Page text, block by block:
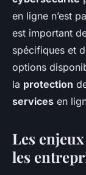
en ligne n’est
est important
spécifiques et
options
la protection
services en
Les
les